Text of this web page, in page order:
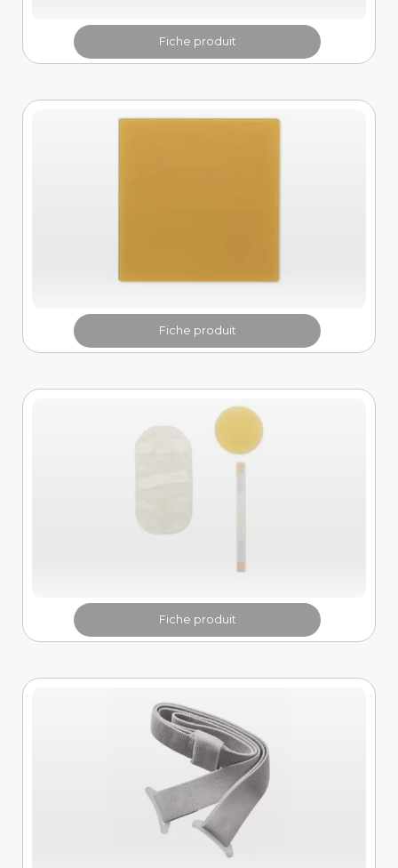
Fiche produit
Fiche produit
Fiche produit